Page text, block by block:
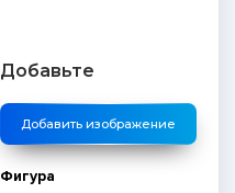
Добавьте
Добавить изображение
Фигура